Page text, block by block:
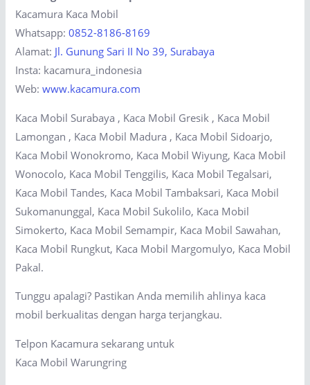
Kacamura Kaca Mobil
Whatsapp:0852-8186-8169
Alamat: Jl. Gunung Sari II No 39, Surabaya
Insta: kacamura_indonesia
Web:www.kacamura.com
Kaca Mobil Surabaya , Kaca Mobil Gresik , Kaca Mobil
Lamongan , Kaca Mobil Madura , Kaca Mobil Sidoarjo,
Kaca Mobil Wonokromo, Kaca Mobil Wiyung, Kaca Mobil
Wonocolo, Kaca Mobil Tenggilis, Kaca Mobil Tegalsari,
Kaca Mobil Tandes, Kaca Mobil Tambaksari, Kaca Mobil
Sukomanunggal, Kaca Mobil Sukolilo, Kaca Mobil
Simokerto, Kaca Mobil Semampir, Kaca Mobil Sawahan,
Kaca Mobil Rungkut, Kaca Mobil Margomulyo, Kaca Mobil
Pakal.
Tunggu apalagi? Pastikan Anda memilih ahlinya kaca
mobil berkualitas dengan harga terjangkau.
Telpon Kacamura sekarang untuk
Kaca Mobil Warungring